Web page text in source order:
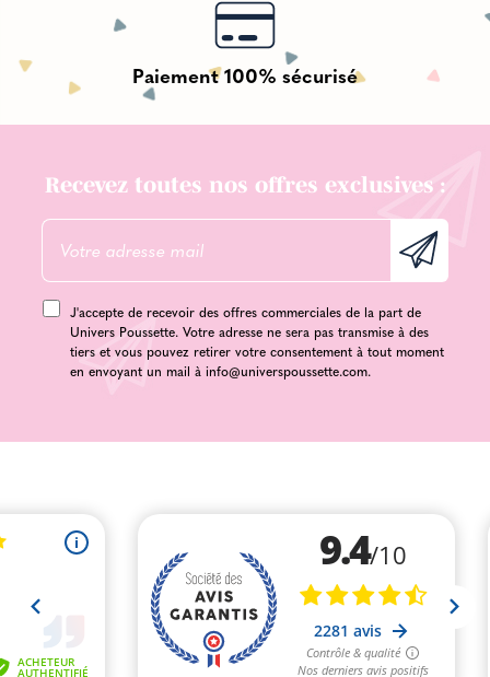
Paiement 100% sécurisé
Recevez toutes nos offres exclusives :
J'accepte de recevoir des offres commerciales de la part de
Univers Poussette. Votre adresse ne sera pas transmise à des
tiers et vous pouvez retirer votre consentement à tout moment
en envoyant un mail à info@universpoussette.com.